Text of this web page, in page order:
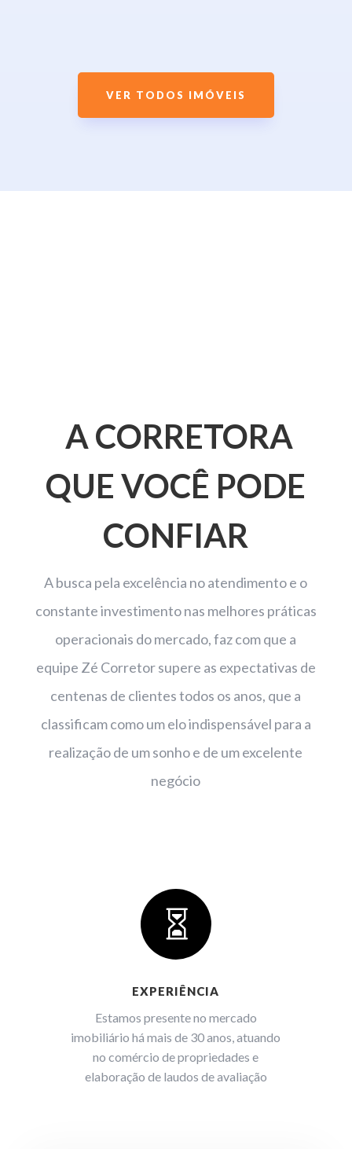
VER TODOS IMÓVEIS
A CORRETORA
QUE VOCÊ PODE
CONFIAR
A busca pela excelência no atendimento e o
constante investimento nas melhores práticas
operacionais do mercado, faz com que a
equipe Zé Corretor supere as expectativas de
centenas de clientes todos os anos, que a
classificam como um elo indispensável para a
realização de um sonho e de um excelente
negócio

EXPERIÊNCIA
Estamos presente no mercado
imobiliário há mais de 30 anos, atuando
no comércio de propriedades e
elaboração de laudos de avaliação